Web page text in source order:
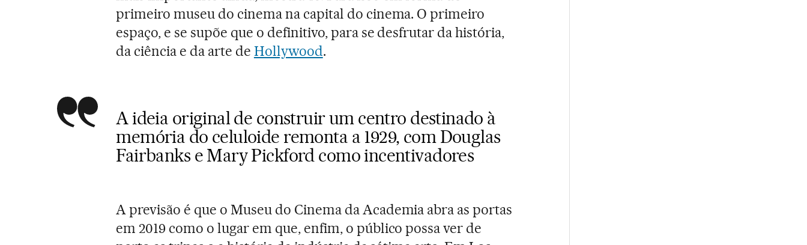
primeiro museu do cinema na capital do cinema. O primeiro
espaço, e se supõe que o definitivo, para se desfrutar da história,
da ciência e da arte de Hollywood.
A ideia original de construir um centro destinado à
memória do celuloide remonta a 1929, com Douglas
Fairbanks e Mary Pickford como incentivadores
A previsão é que o Museu do Cinema da Academia abra as portas
em 2019 como o lugar em que, enfim, o público possa ver de